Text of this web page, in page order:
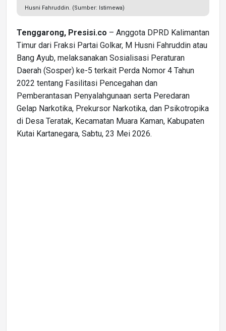
Husni Fahruddin. (Sumber: Istimewa)
Tenggarong, Presisi.co – Anggota DPRD Kalimantan
Timur dari Fraksi Partai Golkar, M Husni Fahruddin atau
Bang Ayub, melaksanakan Sosialisasi Peraturan
Daerah (Sosper) ke-5 terkait Perda Nomor 4 Tahun
2022 tentang Fasilitasi Pencegahan dan
Pemberantasan Penyalahgunaan serta Peredaran
Gelap Narkotika, Prekursor Narkotika, dan Psikotropika
di Desa Teratak, Kecamatan Muara Kaman, Kabupaten
Kutai Kartanegara, Sabtu, 23 Mei 2026.